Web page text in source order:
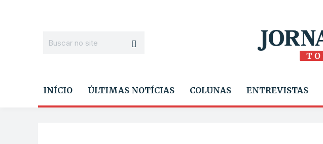
INÍCIO ÚLTIMAS NOTÍCIAS COLUNAS ENTREVISTAS